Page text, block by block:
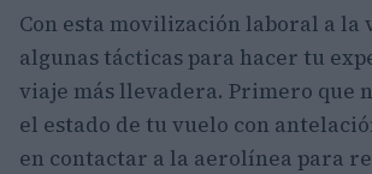
Con esta movilización laboral a la
algunas tácticas para hacer tu
viaje más llevadera. Primero que
el estado de tu vuelo con
en contactar a la aerolínea para